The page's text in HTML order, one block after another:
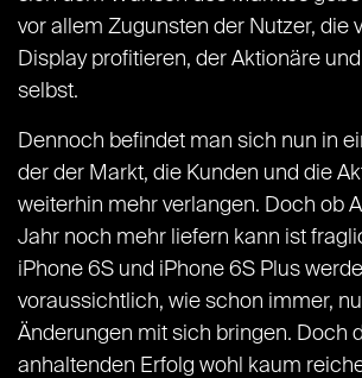
vor allem Zugunsten der Nutzer, die
Display profitieren, der Aktionäre
selbst.
Dennoch befindet man sich nun in
der der Markt, die Kunden und die
weiterhin mehr verlangen. Doch ob
Jahr noch mehr liefern kann ist
iPhone 6S und iPhone 6S Plus
voraussichtlich, wie schon immer,
Änderungen mit sich bringen. Doch
anhaltenden Erfolg wohl kaum